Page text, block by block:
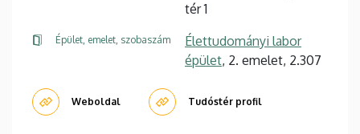
tér 1
Épület, emelet, szobaszám
Élettudományi labor
épület, 2. emelet, 2.307
Weboldal Tudóstér profil